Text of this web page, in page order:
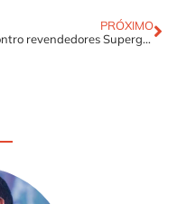
PRÓXIMO
Encontro revendedores Supergasbras